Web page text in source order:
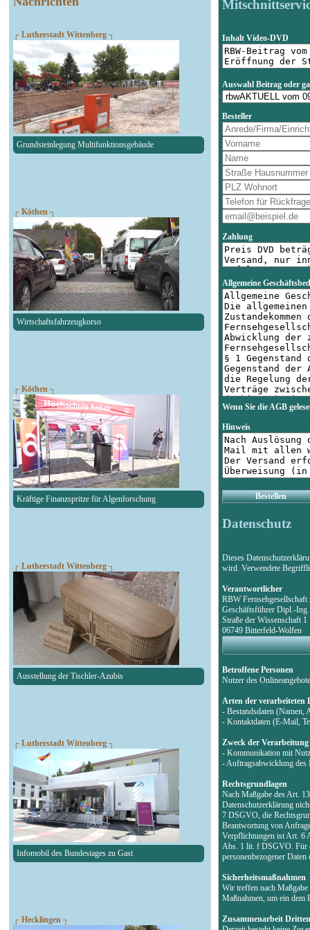
┌ Lutherstadt Wittenberg ┐
Grundsteinlegung Multifunktionsgebäude
┌ Köthen ┐
Wirtschaftsfahrzeugkorso
┌ Köthen ┐
Kräftige Finanzspritze für Algenforschung
┌ Lutherstadt Wittenberg ┐
Ausstellung der Tischler-Azubis
┌ Lutherstadt Wittenberg ┐
Infomobil des Bundestages zu Gast
┌ Hecklingen ┐
Inhalt Video-DVD
Auswahl Beitrag oder
Besteller
Zahlung
Allgemeine
Wenn Sie die AGB
Hinweis
Bestellen
Datenschutz
Dieses
wird. Verwendete
Verantwortlicher
RBW
Geschäftsführer Dipl.-
Straße der Wissenschaft 1
06749 Bitterfeld-Wolfen
Betroffene Personen
Nutzer des
Arten der verarbeiteten
- Bestandsdaten (Namen,
- Kontaktdaten (E-Mail,
Zweck der Verarbeitung
- Kommunikation mit
- Auftragsabwicklung des
Rechtsgrundlagen
Nach Maßgabe des Art.
Datenschutzerklärung
7 DSGVO, die
Beantwortung von
Verpflichtungen ist Art. 6
Abs. 1 lit. f DSGVO. Für
personenbezogener
Sicherheitsmaßnahmen
Wir treffen nach
Maßnahmen, um ein dem
Zusammenarbeit